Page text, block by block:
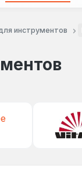
инструментов